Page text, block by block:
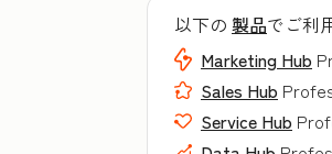
以下の 製品でご利
Marketing Hub
Sales Hub
Service Hub